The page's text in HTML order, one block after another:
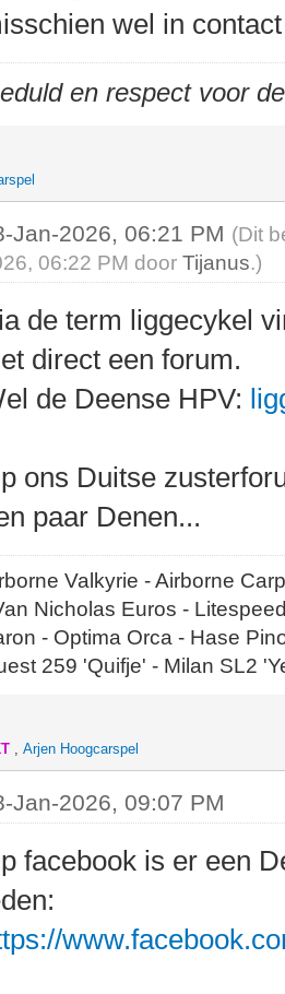
wel in
en respect voor
Jan-2026, 06:21 PM (Dit
06:22 PM doorTijanus.)
de term liggecykel
direct een forum.
de Deense HPV:
ons Duitse
paar Denen...
Valkyrie - Airborne
Nicholas Euros -
- Optima Orca - Hase
259 'Quifje' - Milan SL2
, Arjen Hoogcarspel
Jan-2026, 09:07 PM
facebook is er een